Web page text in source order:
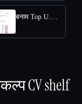
बनाम Top U.S. New Grads Job
CV shelf